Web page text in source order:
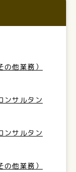
他業務）
ンサルタン
ンサルタン
他業務）